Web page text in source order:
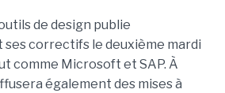
de design publie
correctifs le deuxième mardi
comme Microsoft et SAP. À
également des mises à